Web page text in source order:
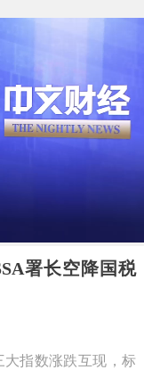
署长空降国税
指数涨跌互现，标